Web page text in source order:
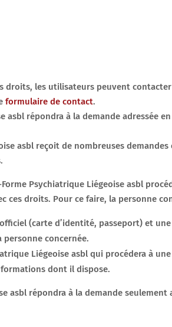
droits, les utilisateurs peuvent
formulaire de contact.
asbl répondra à la demande adressée
asbl reçoit de nombreuses
Psychiatrique Liégeoise asbl
ces droits. Pour ce faire, la personne
(carte d’identité, passeport) et
personne concernée.
Liégeoise asbl qui procédera à
dont il dispose.
asbl répondra à la demande